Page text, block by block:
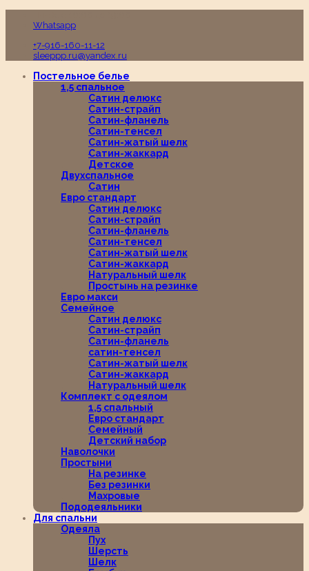
Whatsapp
+7-916-160-11-12
sleeppp.ru@yandex.ru
Постельное белье
1,5 спальное
Сатин делюкс
Сатин-страйп
Сатин-фланель
Сатин-тенсел
Сатин-жатый шелк
Сатин-жаккард
Детское
Двухспальное
Сатин
Евро стандарт
Сатин делюкс
Сатин-страйп
Сатин-фланель
Сатин-тенсел
Сатин-жатый шелк
Сатин-жаккард
Натуральный шелк
Простынь на резинке
Евро макси
Семейное
Сатин делюкс
Сатин-страйп
Сатин-фланель
сатин-тенсел
Сатин-жатый шелк
Сатин-жаккард
Натуральный шелк
Комплект с одеялом
1,5 спальный
Евро стандарт
Семейный
Детский набор
Наволочки
Простыни
На резинке
Без резинки
Махровые
Пододеяльники
Для спальни
Одеяла
Пух
Шерсть
Шелк